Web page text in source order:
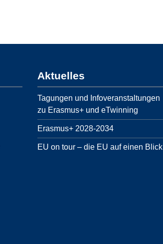
Aktuelles
Tagungen und Infoveranstaltungen
zu Erasmus+ und eTwinning
Erasmus+ 2028-2034
EU on tour – die EU auf einen Blick